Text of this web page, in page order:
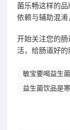
菌乐畅这样的
依赖与辅助混淆
开始关注您的
活，给肠道好的
敏宝要喝益生
益生菌饮品是